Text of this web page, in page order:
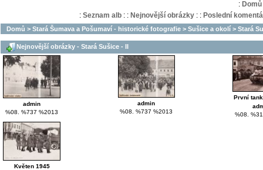
: Domů
: Seznam alb: : Nejnovější obrázky: : Poslední
Domů > Stará Šumava a Pošumaví - historické fotografie > Sušice a okolí > Stará
Nejnovější obrázky - Stará Sušice - II
admin
%08. %737 %2013
admin
%08. %737 %2013
První
%08.
Květen 1945